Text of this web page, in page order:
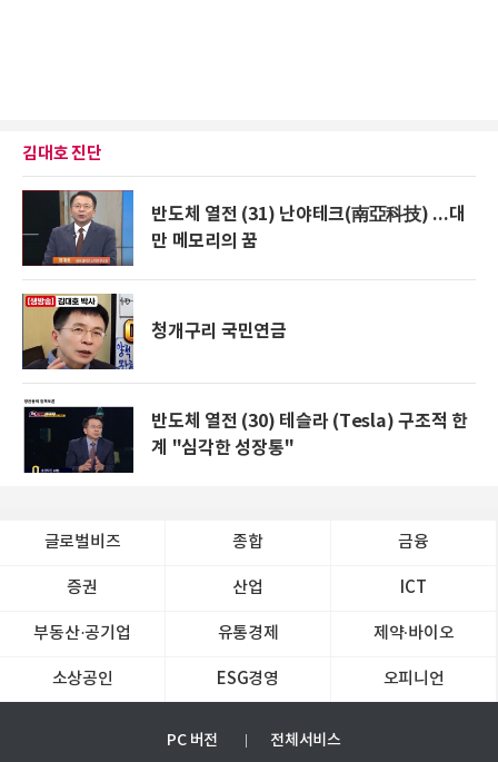
김대호 진단
반도체 열전 (31) 난야테크(南亞科技) ...대
만 메모리의 꿈
청개구리 국민연금
반도체 열전 (30) 테슬라 (Tesla) 구조적 한
계 "심각한 성장통"
글로벌비즈 종합 금융
증권 산업 ICT
부동산·공기업 유통경제 제약∙바이오
소상공인 ESG경영 오피니언
PC 버전 전체서비스